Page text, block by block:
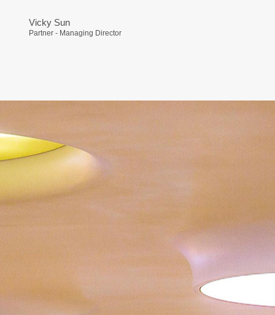
Vicky Sun
Partner - Managing Director